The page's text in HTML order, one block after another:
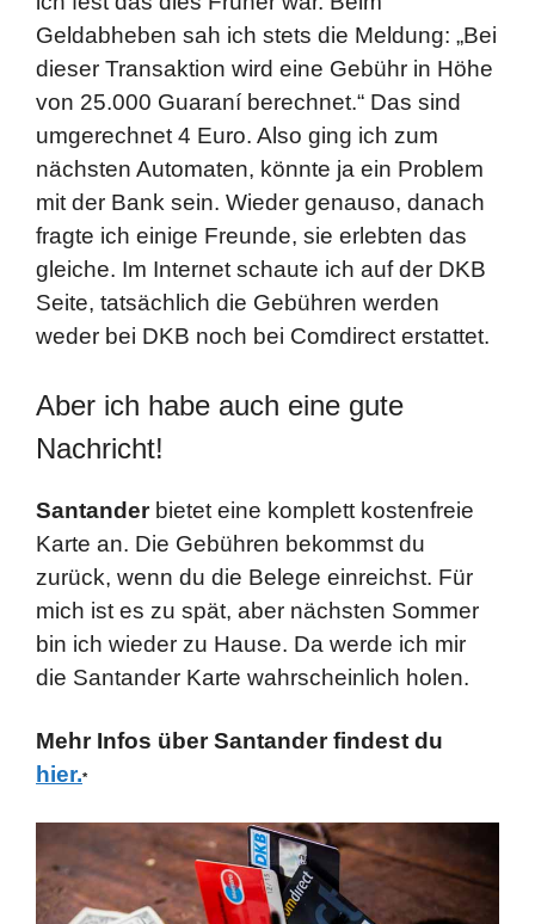
Geldabheben sah ich stets die Meldung: „Bei
dieser Transaktion wird eine Gebühr in Höhe
von 25.000 Guaraní berechnet.“ Das sind
umgerechnet 4 Euro. Also ging ich zum
nächsten Automaten, könnte ja ein Problem
mit der Bank sein. Wieder genauso, danach
fragte ich einige Freunde, sie erlebten das
gleiche. Im Internet schaute ich auf der DKB
Seite, tatsächlich die Gebühren werden
weder bei DKB noch bei Comdirect erstattet.
Aber ich habe auch eine gute
Nachricht!
Santanderbietet eine komplett kostenfreie
Karte an. Die Gebühren bekommst du
zurück, wenn du die Belege einreichst. Für
mich ist es zu spät, aber nächsten Sommer
bin ich wieder zu Hause. Da werde ich mir
die Santander Karte wahrscheinlich holen.
Mehr Infos über Santander findest du
hier.*